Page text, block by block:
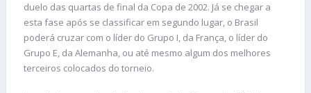
duelo das quartas de final da Copa de 2002. Já se chegar a
esta fase após se classificar em segundo lugar, o Brasil
poderá cruzar com o líder do Grupo I, da França, o líder do
Grupo E, da Alemanha, ou até mesmo algum dos melhores
terceiros colocados do torneio.